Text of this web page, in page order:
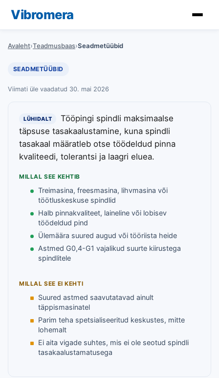
Vibromera
Avaleht›Teadmusbaas›Seadmetüübid
SEADMETÜÜBID
Viimati üle vaadatud 30. mai 2026
LÜHIDALT
Tööpingi spindli maksimaalse
täpsuse tasakaalustamine, kuna spindli
tasakaal määratleb otse töödeldud pinna
kvaliteedi, tolerantsi ja laagri eluea.
MILLAL SEE KEHTIB
Treimasina, freesmasina, lihvmasina või
töötluskeskuse spindlid
Halb pinnakvaliteet, laineline või lobisev
töödeldud pind
Ülemäära suured augud või tööriista heide
Astmed G0,4-G1 vajalikud suurte kiirustega
spindlitele
MILLAL SEE EI KEHTI
Suured astmed saavutatavad ainult
täppismasinatel
Parim teha spetsialiseeritud keskustes, mitte
lohemalt
Ei aita vigade suhtes, mis ei ole seotud spindli
tasakaalustamatusega